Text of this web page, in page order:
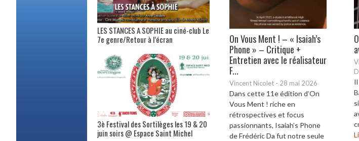
On Vous Ment ! – « Isaiah’s
Phone » – Critique +
Entretien avec le réalisateur
F...
Vincent Nicolet - 28 mai 2026
Dans cette 11e édition d’On
Vous Ment ! riche en
rétrospectives et focus
passionnants, Isaiah’s Phone
de Frédéric Da fut notre seule
LES STANCES A SOPHIE au ciné-club Le
7e genre/Retour à l’écran
3è Festival des Sortilèges les 19 & 20
juin soirs @ Espace Saint Michel